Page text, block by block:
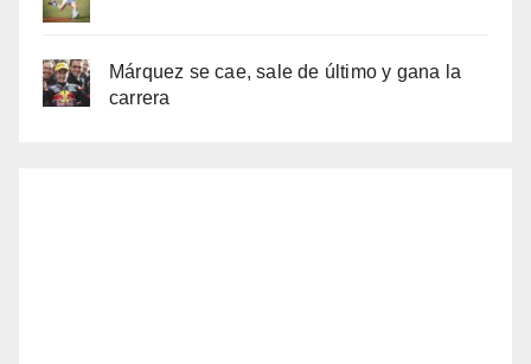
Márquez se cae, sale de último y gana la
carrera